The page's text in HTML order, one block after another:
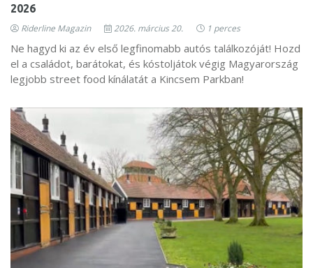
2026
Riderline Magazin 2026. március 20. 1 perces
Ne hagyd ki az év első legfinomabb autós találkozóját! Hozd
el a családot, barátokat, és kóstoljátok végig Magyarország
legjobb street food kínálatát a Kincsem Parkban!